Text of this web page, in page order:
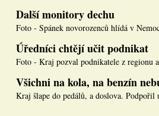
Další monitory dechu
Foto - Spánek novorozenců hlídá v
Úředníci chtějí učit podnikat
Foto - Kraj pozval podnikatele z regionu
Všichni na kola, na benzín
Kraj šlape do pedálů, a doslova.